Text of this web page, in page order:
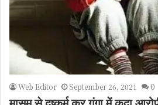
Web Editor September 26, 2021 0